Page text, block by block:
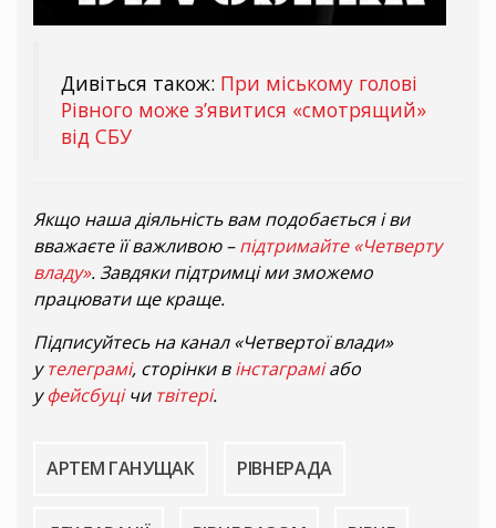
Дивіться також: При міському голові
Рівного може з’явитися «смотрящий»
від СБУ
Якщо наша діяльність вам подобається і ви
вважаєте її важливою –підтримайте «Четверту
владу». Завдяки підтримці ми зможемо
працювати ще краще.
Підписуйтесь на канал «Четвертої влади»
утелеграмі, сторінки вінстаграміабо
уфейсбуцічи твітері.
АРТЕМ ГАНУЩАК РІВНЕРАДА